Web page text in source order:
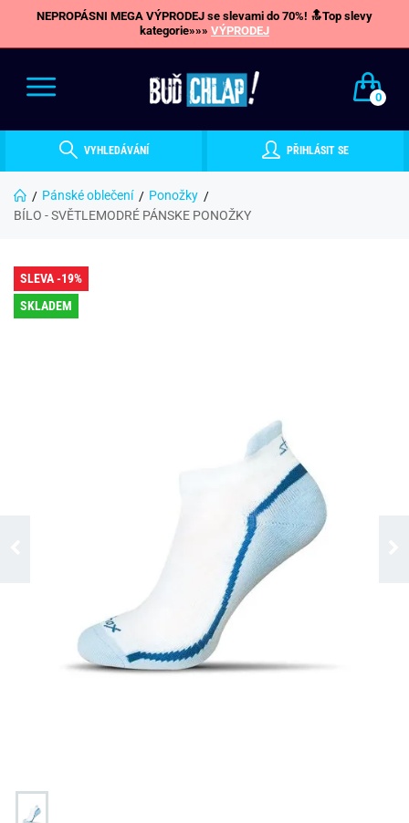
NEPROPÁSNI MEGA VÝPRODEJ se slevami do 70%! 🔝Top slevy
kategorie»»» VÝPRODEJ
0
VYHLEDÁVÁNÍ PŘIHLÁSIT SE
Pánské oblečení
Ponožky
BÍLO - SVĚTLEMODRÉ PÁNSKE PONOŽKY
SLEVA -19%
SKLADEM